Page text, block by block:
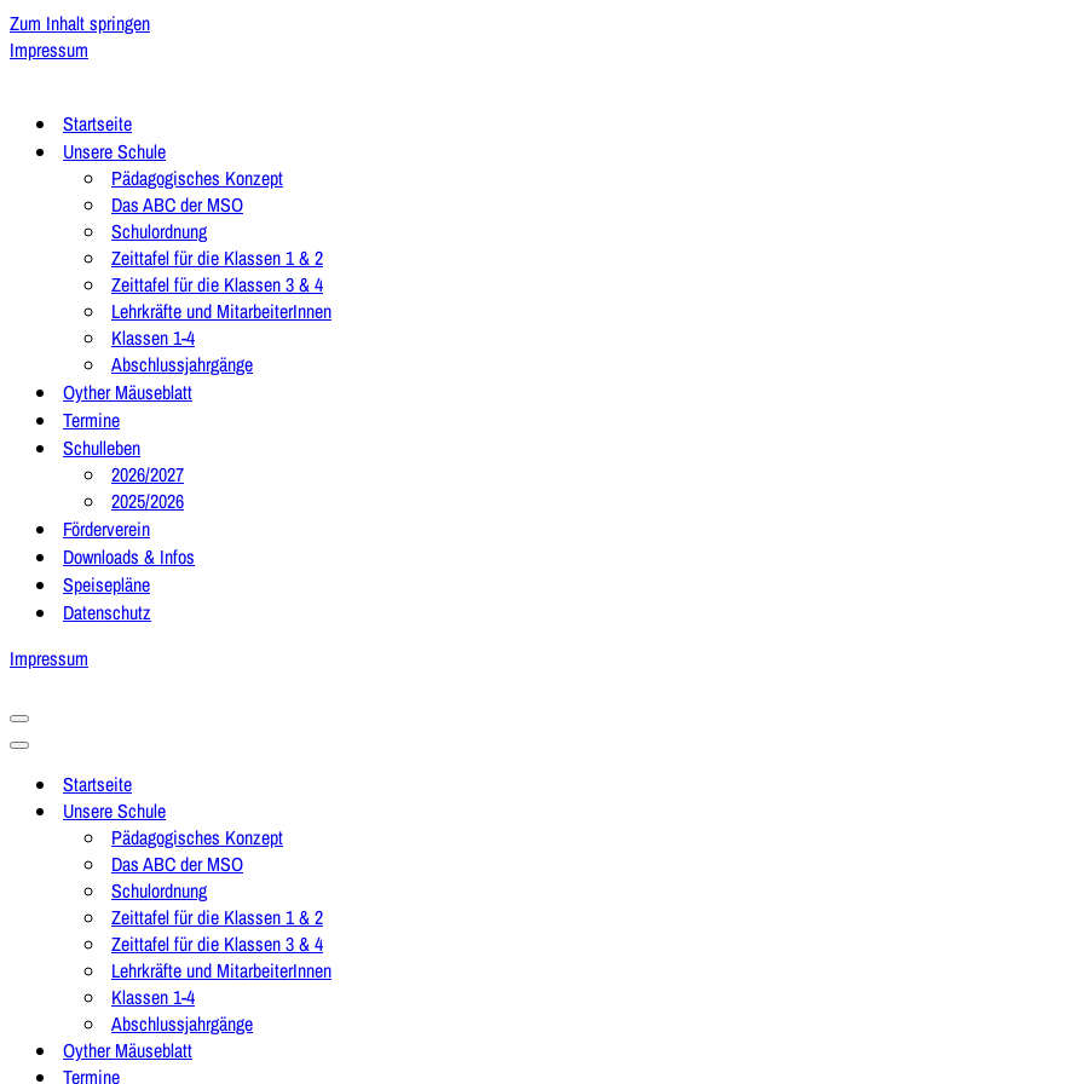
Zum Inhalt springen
Impressum
Startseite
Unsere Schule
Pädagogisches Konzept
Das ABC der MSO
Schulordnung
Zeittafel für die Klassen 1 & 2
Zeittafel für die Klassen 3 & 4
Lehrkräfte und MitarbeiterInnen
Klassen 1-4
Abschlussjahrgänge
Oyther Mäuseblatt
Termine
Schulleben
2026/2027
2025/2026
Förderverein
Downloads & Infos
Speisepläne
Datenschutz
Impressum
Navigationsmenü
Navigationsmenü
Startseite
Unsere Schule
Pädagogisches Konzept
Das ABC der MSO
Schulordnung
Zeittafel für die Klassen 1 & 2
Zeittafel für die Klassen 3 & 4
Lehrkräfte und MitarbeiterInnen
Klassen 1-4
Abschlussjahrgänge
Oyther Mäuseblatt
Termine